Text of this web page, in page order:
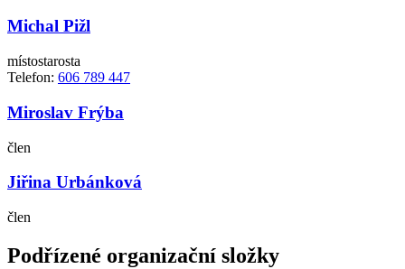
Michal Pižl
místostarosta
Telefon: 606 789 447
Miroslav Frýba
člen
Jiřina Urbánková
člen
Podřízené organizační složky